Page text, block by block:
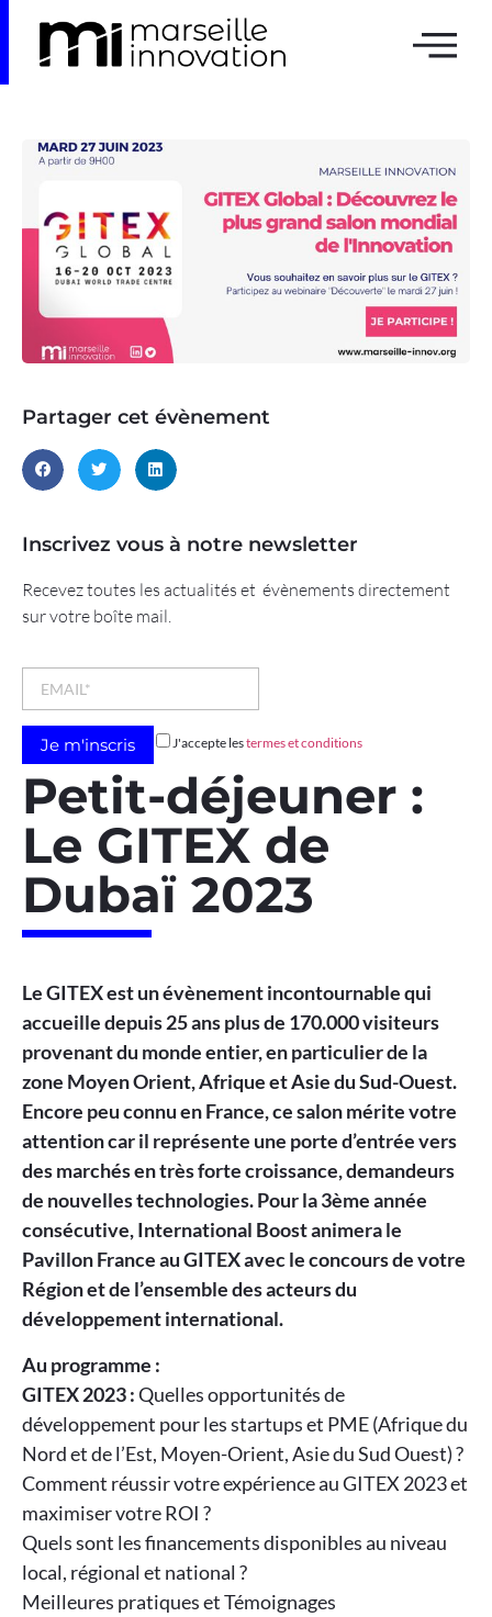
Partager cet évènement
Inscrivez vous à notre newsletter
Recevez toutes les actualités et évènements directement
sur votre boîte mail.
J'accepte lestermes et conditions
Petit-déjeuner :
Le GITEX de
Dubaï 2023
Le GITEX est un évènement incontournable qui
accueille depuis 25 ans plus de 170.000 visiteurs
provenant du monde entier, en particulier de la
zone Moyen Orient, Afrique et Asie du Sud-Ouest.
Encore peu connu en France, ce salon mérite votre
attention car il représente une porte d’entrée vers
des marchés en très forte croissance, demandeurs
de nouvelles technologies. Pour la 3ème année
consécutive, International Boost animera le
Pavillon France au GITEX avec le concours de votre
Région et de l’ensemble des acteurs du
développement international.
Au programme :
GITEX 2023 :Quelles opportunités de
développement pour les startups et PME (Afrique du
Nord et de l’Est, Moyen-Orient, Asie du Sud Ouest) ?
Comment réussir votre expérience au GITEX 2023 et
maximiser votre ROI ?
Quels sont les financements disponibles au niveau
local, régional et national ?
Meilleures pratiques et Témoignages